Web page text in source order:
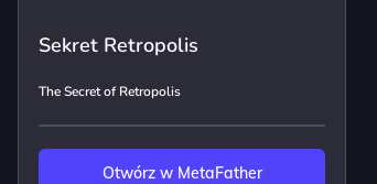
Sekret Retropolis
The Secret of Retropolis
Otwórz w MetaFather